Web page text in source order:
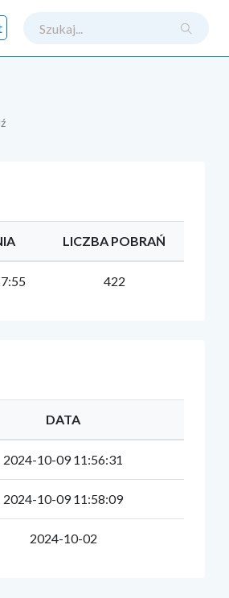
LICZBA POBRAŃ
422
DATA
2024-10-09 11:56:31
2024-10-09 11:58:09
2024-10-02